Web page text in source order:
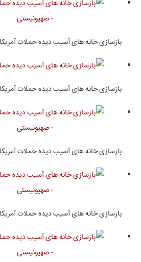
بازسازی خانه های آسیب دیده حملات
بازسازی خانه های آسیب دیده حملات
بازسازی خانه های آسیب دیده حملات
بازسازی خانه های آسیب دیده حملات